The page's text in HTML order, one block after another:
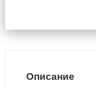
Описание